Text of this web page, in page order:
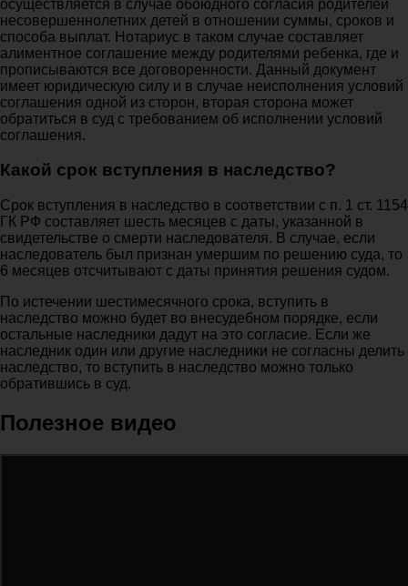
осуществляется в случае обоюдного согласия родителей
несовершеннолетних детей в отношении суммы, сроков и
способа выплат. Нотариус в таком случае составляет
алиментное соглашение между родителями ребенка, где и
прописываются все договоренности. Данный документ
имеет юридическую силу и в случае неисполнения условий
соглашения одной из сторон, вторая сторона может
обратиться в суд с требованием об исполнении условий
соглашения.
Какой срок вступления в наследство?
Срок вступления в наследство в соответствии с п. 1 ст. 1154
ГК РФ составляет шесть месяцев с даты, указанной в
свидетельстве о смерти наследователя. В случае, если
наследователь был признан умершим по решению суда, то
6 месяцев отсчитывают с даты принятия решения судом.
По истечении шестимесячного срока, вступить в
наследство можно будет во внесудебном порядке, если
остальные наследники дадут на это согласие. Если же
наследник один или другие наследники не согласны делить
наследство, то вступить в наследство можно только
обратившись в суд.
Полезное видео